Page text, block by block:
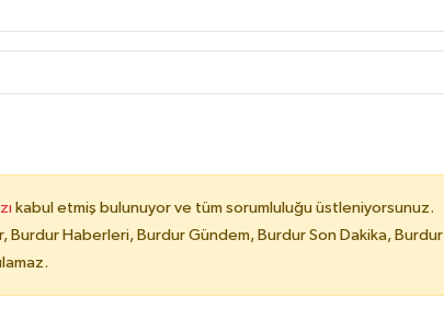
kabul etmiş bulunuyor ve tüm sorumluluğu üstleniyorsunuz.
Burdur Haberleri, Burdur Gündem, Burdur Son Dakika, Burdur